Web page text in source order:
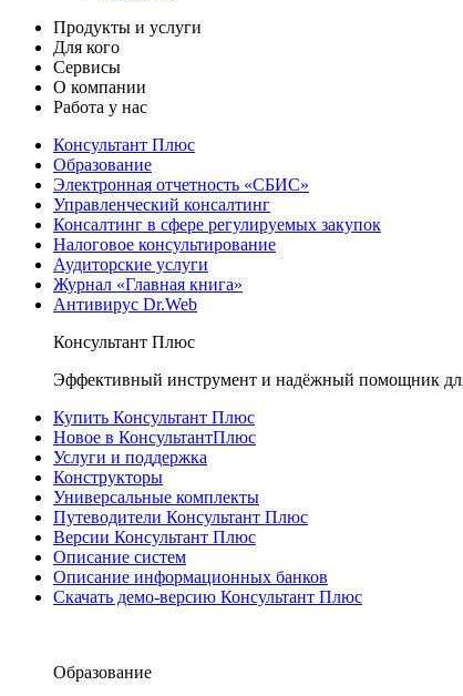
Продукты и услуги
Для кого
Сервисы
О компании
Работа у нас
Консультант Плюс
Образование
Электронная отчетность «СБИС»
Управленческий консалтинг
Консалтинг в сфере регулируемых закупок
Налоговое консультирование
Аудиторские услуги
Журнал «Главная книга»
Антивирус Dr.Web
Консультант Плюс
Эффективный инструмент и надёжный помощник
Купить Консультант Плюс
Новое в КонсультантПлюс
Услуги и поддержка
Конструкторы
Универсальные комплекты
Путеводители Консультант Плюс
Версии Консультант Плюс
Описание систем
Описание информационных банков
Скачать демо-версию Консультант Плюс
Образование